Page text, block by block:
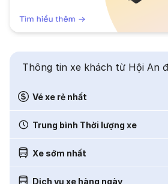
Thông tin xe khách từ Hội An
Vé xe rẻ nhất
Trung bình Thời lượng xe
Xe sớm nhất
Dịch vụ xe hàng ngày